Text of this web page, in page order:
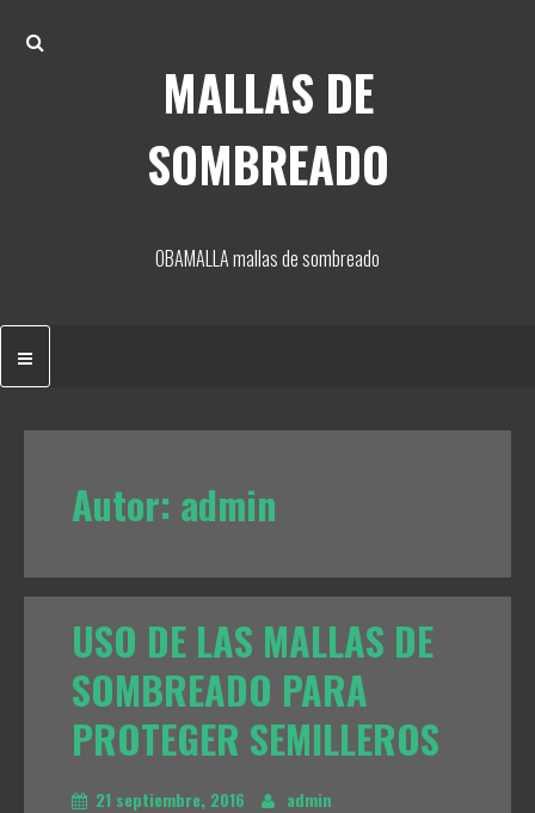
MALLAS DE
SOMBREADO
OBAMALLA mallas de sombreado
Autor: admin
USO DE LAS MALLAS DE
SOMBREADO PARA
PROTEGER SEMILLEROS
21 septiembre, 2016 admin